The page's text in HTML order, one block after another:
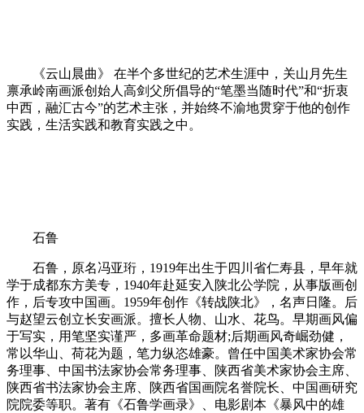
《云山晨曲》 在半个多世纪的艺术生涯中，关山月先生
禀承岭南画派创始人高剑父所倡导的“笔墨当随时代”和“折衷
中西，融汇古今”的艺术主张，并始终不渝地贯穿于他的创作
实践，生活实践和教育实践之中。
石鲁
石鲁，原名冯亚珩，1919年出生于四川省仁寿县，早年就
学于成都东方美专，1940年赴延安入陕北公学院，从事版画创
作，后专攻中国画。1959年创作《转战陕北》，名声日隆。后
与赵望云创立长安画派。擅长人物、山水、花鸟。早期画风偏
于写实，用笔坚实谨严，多画革命题材;后期画风奇崛劲健，
常以华山、荷花为题，笔力纵恣雄豪。曾任中国美术家协会常
务理事、中国书法家协会常务理事、陕西省美术家协会主席、
陕西省书法家协会主席、陕西省国画院名誉院长、中国画研究
院院委等职。著有《石鲁学画录》、电影剧本《暴风中的雄